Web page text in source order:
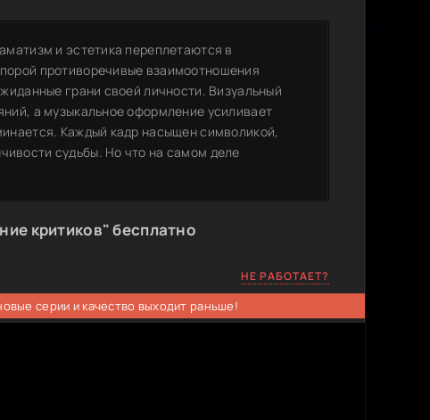
и эстетика переплетаются в
противоречивые взаимоотношения
грани своей личности. Визуальный
а музыкальное оформление усиливает
Каждый кадр насыщен символикой,
судьбы. Но что на самом деле
критиков" бесплатно
НЕ РАБОТАЕТ?
серии и качество выходит раньше!